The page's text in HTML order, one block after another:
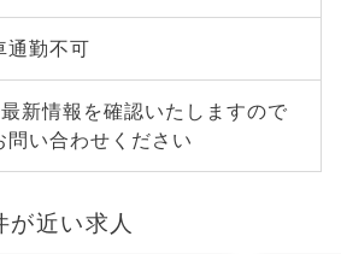
通勤不可
新情報を確認いたしますので
問い合わせください
が近い求人